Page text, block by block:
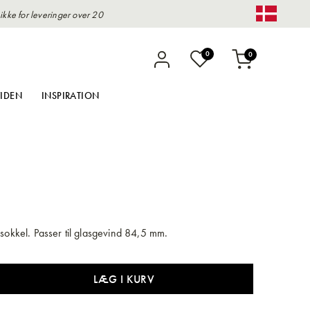
for leveringer over 20
0
Indkøbskurv
0varer
INSPIRATION
Passer til glasgevind 84,5 mm.
LÆG I KURV